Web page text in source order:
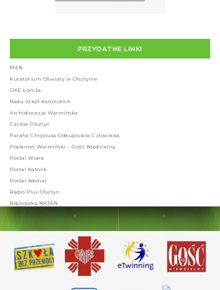
PRZYDATNE LINKI
MEN
Kuratorium Oświaty w Olsztynie
OKE Łomża
Rada Szkół Katolickich
Archidiecezja Warmińska
Caritas Olsztyn
Parafia Chrystusa Odkupiciela Człowieka
Posłaniec Warmiński – Gość Niedzielny
Portal Wiara
Portal Katolik
Portal Adonai
Radio Plus Olsztyn
Biblioteka NATAN